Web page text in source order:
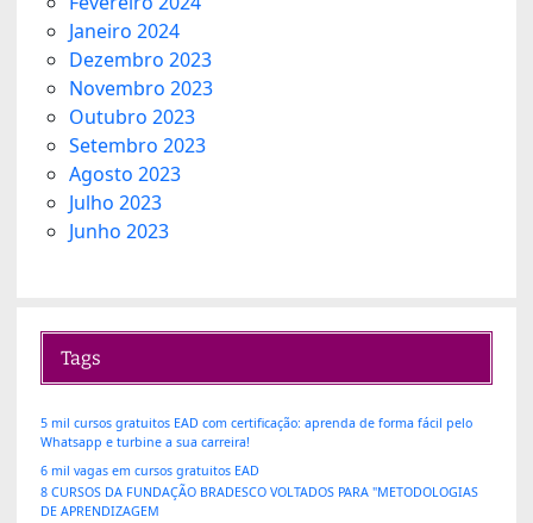
Janeiro 2024
Dezembro 2023
Novembro 2023
Outubro 2023
Setembro 2023
Agosto 2023
Julho 2023
Junho 2023
Tags
5 mil cursos gratuitos EAD com certificação: aprenda de forma fácil pelo
Whatsapp e turbine a sua carreira!
6 mil vagas em cursos gratuitos EAD
8 CURSOS DA FUNDAÇÃO BRADESCO VOLTADOS PARA "METODOLOGIAS
DE APRENDIZAGEM